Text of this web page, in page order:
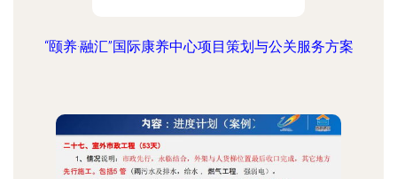
“颐养·融汇”国际康养中心项目策划与公关服务方案